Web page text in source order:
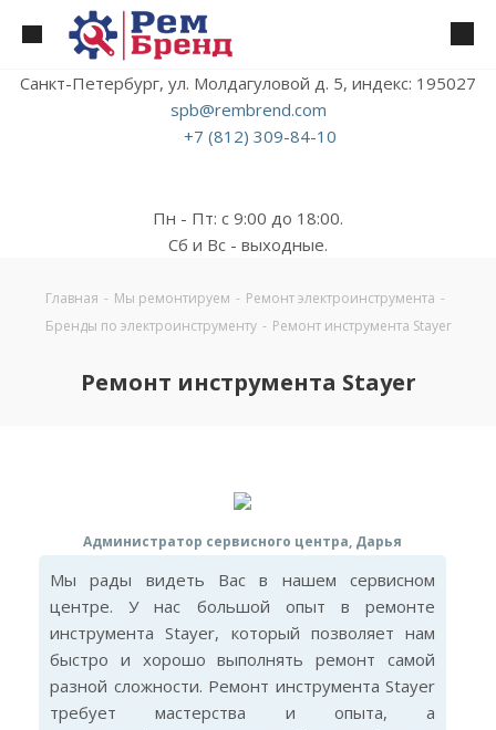
Санкт-Петербург, ул. Молдагуловой д. 5, индекс: 195027
spb@rembrend.com
+7 (812) 309-84-10
Пн - Пт: с 9:00 до 18:00.
Сб и Вс - выходные.
Главная - Мы ремонтируем - Ремонт электроинструмента -
Бренды по электроинструменту - Ремонт инструмента Stayer
Ремонт инструмента Stayer
Администратор сервисного центра, Дарья
Мы рады видеть Вас в нашем сервисном
центре. У нас большой опыт в ремонте
инструмента Stayer, который позволяет нам
быстро и хорошо выполнять ремонт самой
разной сложности. Ремонт инструмента Stayer
требует мастерства и опыта, а